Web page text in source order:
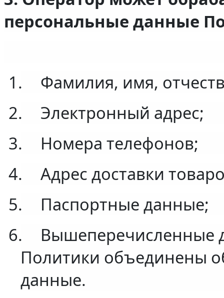
персональные данные
1.
Фамилия, имя,
2.
Электронный адрес;
3.
Номера телефонов;
4.
Адрес доставки
5.
Паспортные данные;
6.
Вышеперечисленные
Политики объединены
данные.